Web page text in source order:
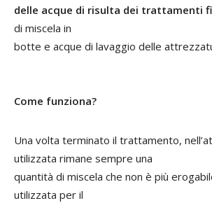
delle acque di risulta dei trattamenti
di miscela in
botte e acque di lavaggio delle
Come funziona?
Una volta terminato il trattamento,
utilizzata rimane sempre una
quantità di miscela che non è più
utilizzata per il